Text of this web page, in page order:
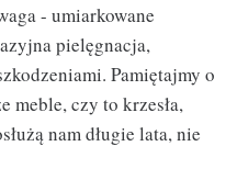
- umiarkowane
pielęgnacja,
Pamiętajmy o
meble, czy to krzesła,
nam długie lata, nie